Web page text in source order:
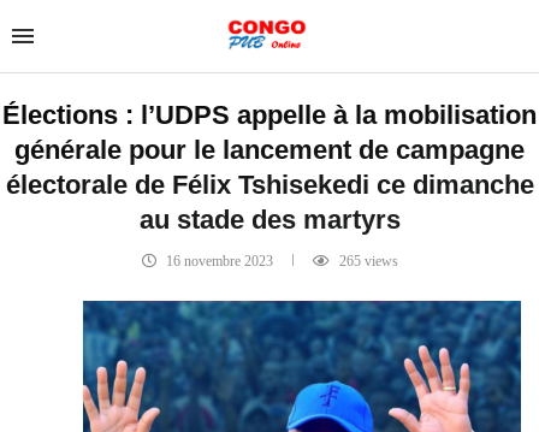
Élections : l’UDPS appelle à la mobilisation
générale pour le lancement de campagne
électorale de Félix Tshisekedi ce dimanche
au stade des martyrs
16 novembre 2023 265views